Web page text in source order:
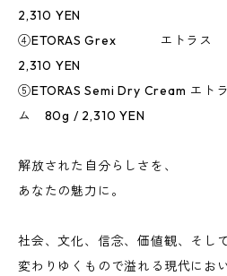
2,310 YEN
④ETORAS Grex エトラス
2,310 YEN
⑤ETORAS Semi Dry Cream エ
ム 80g / 2,310 YEN
解放された自分らしさを、
あなたの魅力に。
社会、文化、信念、価値観、そし
変わりゆくもので溢れる現代におい